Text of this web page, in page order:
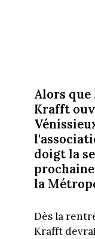
Alors
Krafft
doigt la
la
Dès la
Krafft